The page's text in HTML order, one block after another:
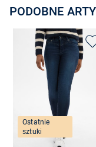
PODOBNE
Ostatnie
sztuki